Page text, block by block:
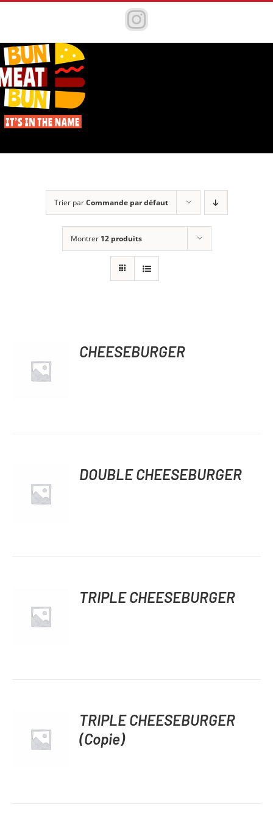
contenu
Instagram
Trier parCommande par défaut
Montrer 12 produits
DÉTAILS
CHEESEBURGER
DÉTAILS
DOUBLE CHEESEBURGER
DÉTAILS
TRIPLE CHEESEBURGER
DÉTAILS
TRIPLE CHEESEBURGER
(Copie)